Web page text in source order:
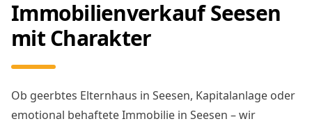
Immobilienverkauf Seesen
mit Charakter
Ob geerbtes Elternhaus in Seesen, Kapitalanlage oder
emotional behaftete Immobilie in Seesen – wir